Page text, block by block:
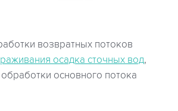
возвратных потоков
осадка сточных вод,
основного потока